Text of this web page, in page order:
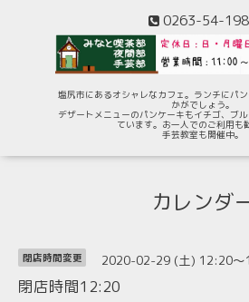
0263-54-
塩尻市にあるオシャレなカフェ。ランチにパ
かがでしょう。
デザートメニューのパンケーキもイチゴ、ブ
ています。お一人でのご利用も
手芸教室も開催中。
カレンダ
閉店時間変更 2020-02-29 (土) 12:20～
閉店時間12:20